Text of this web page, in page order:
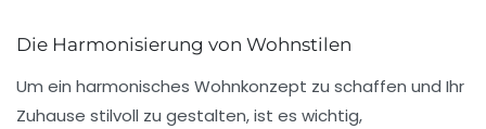
Die Harmonisierung von Wohnstilen
Um ein harmonisches Wohnkonzept zu schaffen und Ihr
Zuhause stilvoll zu gestalten, ist es wichtig,